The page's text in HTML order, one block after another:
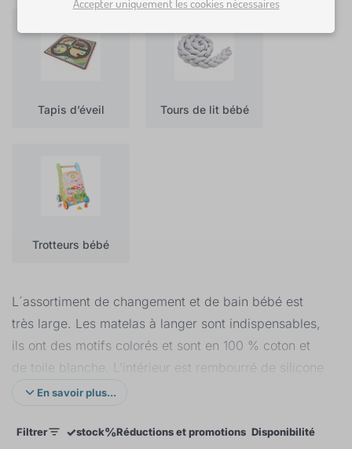
Tapis d’éveil Tours de lit bébé
Trotteurs bébé
L´assortiment de changement et de bain bébé est
très large. Les matelas à langer sont indispensables,
ils ont des motifs colorés et sont en 100 % coton et
de toile blanche. L’intérieur est rembourré de silicone
ce qui permet de laver les matelas à langer à 30°C
En savoir plus...
Filtrer ✓stock%Réductions et promotions Disponibilité
Accepter uniquement les cookies nécessaires